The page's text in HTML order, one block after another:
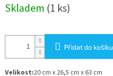
cena:
Skladem (1 ks)
Přidat do košíku
Velikost:20 cm x 26,5 cm x 63 cm